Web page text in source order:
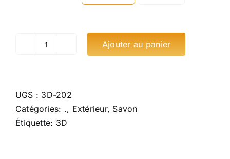
quantité
Pink
Car
Soap
Ajouter au panier
UGS : 3D-202
Catégories: ., Extérieur, Savon
Étiquette: 3D